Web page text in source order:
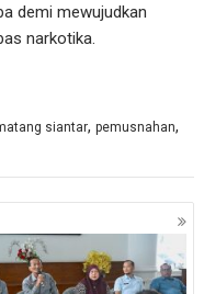
demi mewujudkan
narkotika.
siantar,pemusnahan,